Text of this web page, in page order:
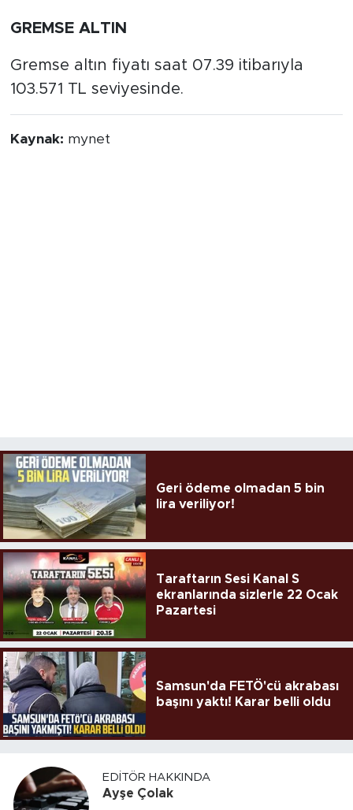
GREMSE ALTIN
Gremse altın fiyatı saat 07.39 itibarıyla
103.571 TL seviyesinde.
Kaynak: mynet
Geri ödeme olmadan 5 bin
lira veriliyor!
Taraftarın Sesi Kanal S
ekranlarında sizlerle 22 Ocak
Pazartesi
Samsun'da FETÖ'cü akrabası
başını yaktı! Karar belli oldu
EDITÖR HAKKINDA
Ayşe Çolak